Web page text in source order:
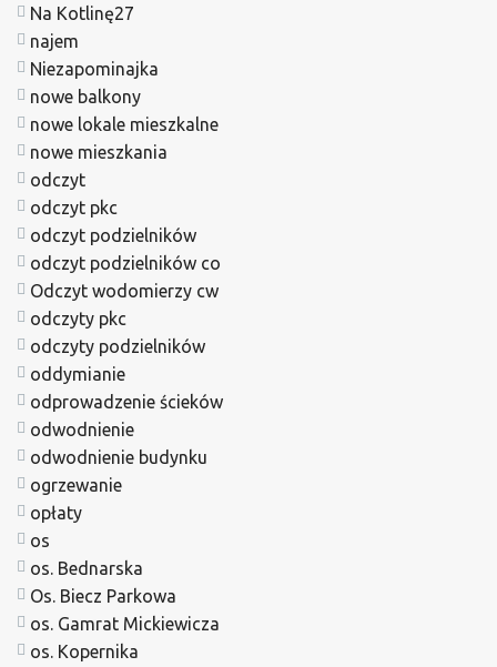
Na Kotlinę27
najem
Niezapominajka
nowe balkony
nowe lokale mieszkalne
nowe mieszkania
odczyt
odczyt pkc
odczyt podzielników
odczyt podzielników co
Odczyt wodomierzy cw
odczyty pkc
odczyty podzielników
oddymianie
odprowadzenie ścieków
odwodnienie
odwodnienie budynku
ogrzewanie
opłaty
os
os. Bednarska
Os. Biecz Parkowa
os. Gamrat Mickiewicza
os. Kopernika